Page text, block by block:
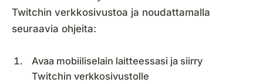
Twitchin verkkosivustoa ja noudattamalla
seuraavia ohjeita:
Avaa mobiiliselain laitteessasi ja siirry
Twitchin verkkosivustolle